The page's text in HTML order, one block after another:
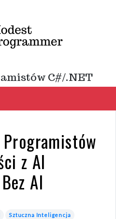
C#/.NET
z AI
AI
Sztuczna Inteligencja